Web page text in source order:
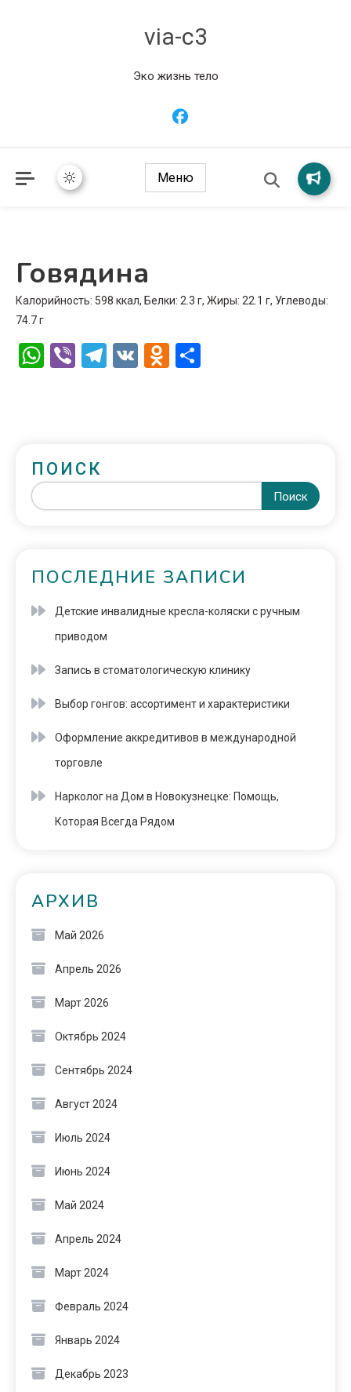
via-c3
Эко жизнь тело
Меню
Говядина
Калорийность: 598 ккал, Белки: 2.3 г, Жиры: 22.1 г, Углеводы:
74.7 г
WhatsApp
ViberTelegram
VK Odnoklassniki
ПОИСК
Поиск
ПОСЛЕДНИЕ ЗАПИСИ
Детские инвалидные кресла-коляски с ручным
приводом
Запись в стоматологическую клинику
Выбор гонгов: ассортимент и характеристики
Оформление аккредитивов в международной
торговле
Нарколог на Дом в Новокузнецке: Помощь,
Которая Всегда Рядом
АРХИВ
Май 2026
Апрель 2026
Март 2026
Октябрь 2024
Сентябрь 2024
Август 2024
Июль 2024
Июнь 2024
Май 2024
Апрель 2024
Март 2024
Февраль 2024
Январь 2024
Декабрь 2023